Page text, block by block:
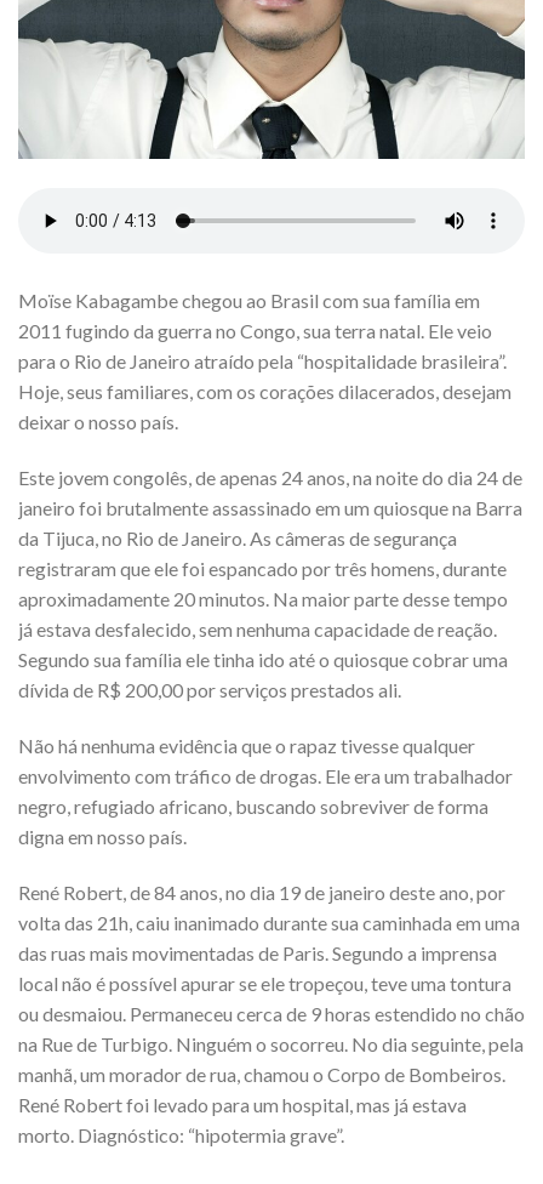
Moïse Kabagambe chegou ao Brasil com sua família em
2011 fugindo da guerra no Congo, sua terra natal. Ele veio
para o Rio de Janeiro atraído pela “hospitalidade brasileira”.
Hoje, seus familiares, com os corações dilacerados, desejam
deixar o nosso país.
Este jovem congolês, de apenas 24 anos, na noite do dia 24 de
janeiro foi brutalmente assassinado em um quiosque na Barra
da Tijuca, no Rio de Janeiro. As câmeras de segurança
registraram que ele foi espancado por três homens, durante
aproximadamente 20 minutos. Na maior parte desse tempo
já estava desfalecido, sem nenhuma capacidade de reação.
Segundo sua família ele tinha ido até o quiosque cobrar uma
dívida de R$ 200,00 por serviços prestados ali.
Não há nenhuma evidência que o rapaz tivesse qualquer
envolvimento com tráfico de drogas. Ele era um trabalhador
negro, refugiado africano, buscando sobreviver de forma
digna em nosso país.
René Robert, de 84 anos, no dia 19 de janeiro deste ano, por
volta das 21h, caiu inanimado durante sua caminhada em uma
das ruas mais movimentadas de Paris. Segundo a imprensa
local não é possível apurar se ele tropeçou, teve uma tontura
ou desmaiou. Permaneceu cerca de 9 horas estendido no chão
na Rue de Turbigo. Ninguém o socorreu. No dia seguinte, pela
manhã, um morador de rua, chamou o Corpo de Bombeiros.
René Robert foi levado para um hospital, mas já estava
morto. Diagnóstico: “hipotermia grave”.